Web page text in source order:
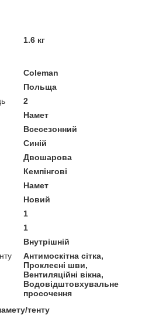
1.6 кг
Coleman
Польща
2
Намет
Всесезонний
Синій
Двошарова
Кемпінгові
Намет
Новий
1
1
Внутрішній
Антимоскітна сітка,
Проклеєні шви,
Вентиляційні вікна,
Водовідштовхувальне
просочення
тенту